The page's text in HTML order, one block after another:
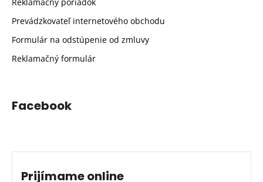
Prevádzkovateľ internetového obchodu
Formulár na odstúpenie od zmluvy
Reklamačný formulár
Facebook
Prijímame online